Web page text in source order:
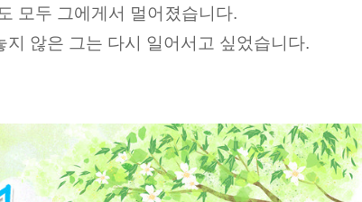
모두 그에게서 멀어졌습니다.
지 않은 그는 다시 일어서고 싶었습니다.